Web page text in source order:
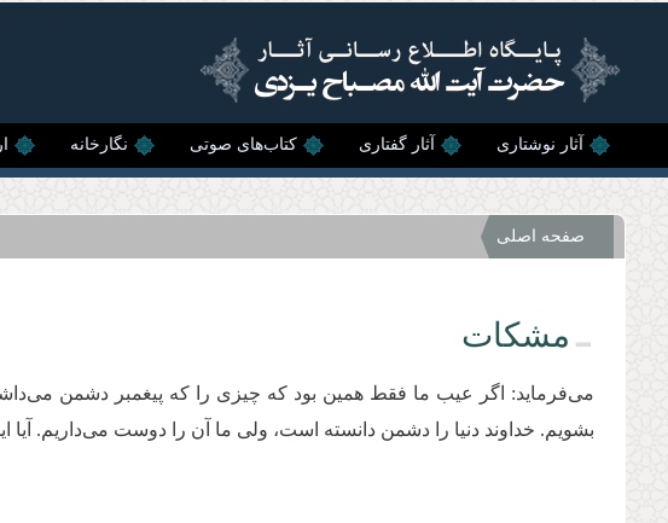
آثار نوشتاری آثار گفتاری کتاب‌های صوتی نگارخانه
صفحه اصلی
مشکات
می‌فرماید: اگر عیب ما فقط همین بود که چیزی را که پیغمبر دشمن
بشویم. خداوند دنیا را دشمن دانسته است، ولی ما آن را دوست می‌داریم. آیا